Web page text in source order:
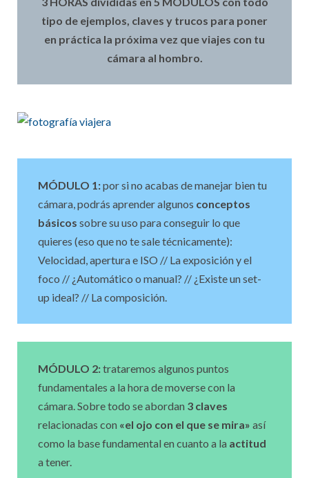
tipo de ejemplos, claves y trucos para poner
en práctica la próxima vez que viajes con tu
cámara al hombro.
MÓDULO 1:por si no acabas de manejar bien tu
cámara, podrás aprender algunos conceptos
básicos sobre su uso para conseguir lo que
quieres (eso que no te sale técnicamente):
Velocidad, apertura e ISO // La exposición y el
foco // ¿Automático o manual? // ¿Existe un set-
up ideal? // La composición.
MÓDULO 2:trataremos algunos puntos
fundamentales a la hora de moverse con la
cámara. Sobre todo se abordan 3 claves
relacionadas con «el ojo con el que se mira» así
como la base fundamental en cuanto a la actitud
a tener.